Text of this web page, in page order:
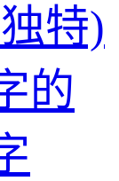
特)
的